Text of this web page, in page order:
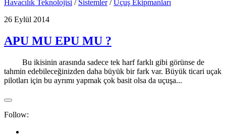
Havacılık Teknolojisi / Sistemler/Uçuş Ekipmanları
26 Eylül 2014
APU MU EPU MU ?
Bu ikisinin arasında sadece tek harf farklı gibi görünse de
tahmin edebileceğinizden daha büyük bir fark var. Büyük ticari uçak
pilotları için bu ayrımı yapmak çok basit olsa da uçuşa...
Follow: